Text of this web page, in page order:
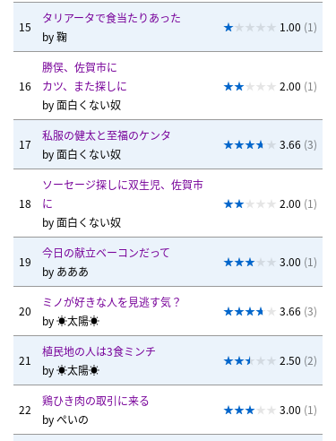
15
タリアータで食当たりあった
by鞠
1.00 (1)
16
勝俣、佐賀市に
カツ、また探しに
by面白くない奴
2.00 (1)
17
私服の健太と至福のケンタ
by面白くない奴
3.66 (3)
18
ソーセージ探しに双生児、佐賀市
に
by面白くない奴
2.00 (1)
19
今日の献立ベーコンだって
by あああ
3.00 (1)
20
ミノが好きな人を見逃す気？
by☀太陽☀
3.66 (3)
21
植民地の人は3食ミンチ
by☀太陽☀
2.50 (2)
22
鶏ひき肉の取引に来る
byぺいの
3.00 (1)